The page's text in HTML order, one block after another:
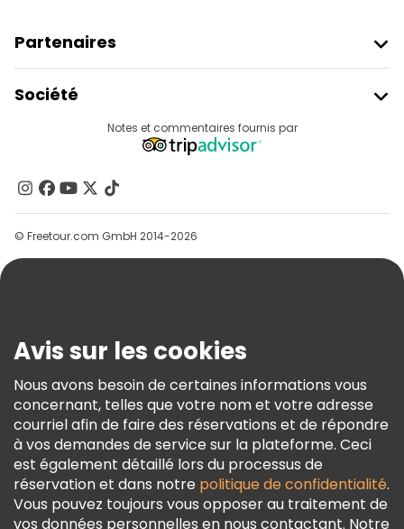
Partenaires
Connexion Du Fournisseur
Programme D’affiliation
Société
Contactez-Nous
Groupes
Aide
Conditions Générales Et Mentions Légales
Politique En Matière De Cookies
Freetour Prix
Programme De Fidélité
Notes et commentaires fournis par
© Freetour.com GmbH 2014-2026
Avis sur les cookies
Nous avons besoin de certaines informations vous
concernant, telles que votre nom et votre adresse
courriel afin de faire des réservations et de répondre
à vos demandes de service sur la plateforme. Ceci
est également détaillé lors du processus de
réservation et dans notre politique de confidentialité.
Vous pouvez toujours vous opposer au traitement de
vos données personnelles en nous contactant. Notre